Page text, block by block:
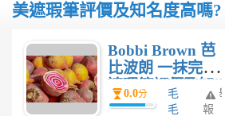
美遮瑕筆評價及知名度高嗎?
Bobbi Brown 芭
比波朗 一抹完美
遮瑕筆評價及知
名度高嗎?
0.0分
毛
毛
舉
報